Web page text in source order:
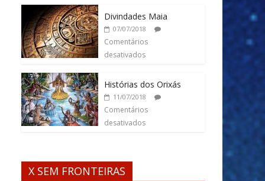
Divindades Maia
07/07/2018
Comentários
desativados
Histórias dos Orixás
11/07/2018
Comentários
desativados
X SEM FRONTEIRAS